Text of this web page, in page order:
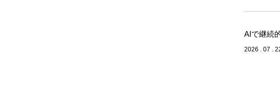
AIで継続
2026 . 07 .